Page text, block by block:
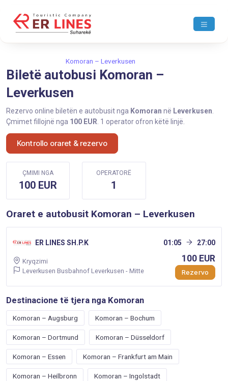
Komoran – Leverkusen
Biletë autobusi Komoran –
Leverkusen
Rezervo online biletën e autobusit nga Komoran në Leverkusen
Çmimet fillojnë nga 100 EUR . 1 operator ofron këtë linjë.
Kontrollo oraret & rezervo
ÇMIMI NGA
100 EUR
OPERATORË
1
Oraret e autobusit Komoran – Leverkusen
ER LINES SH.P.K 01:05 27:00
Kryqzimi
Leverkusen Busbahnof Leverkusen - Mitte
100 EUR
Rezervo
Destinacione të tjera nga Komoran
Komoran – Augsburg Komoran – Bochum
Komoran – Dortmund Komoran – Düsseldorf
Komoran – Essen Komoran – Frankfurt am Main
Komoran – Heilbronn Komoran – Ingolstadt